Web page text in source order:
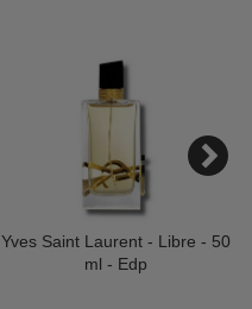
Yves Saint Laurent - Libre - 50
ml - Edp